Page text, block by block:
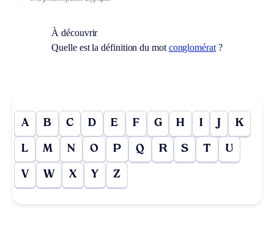
À découvrir
Quelle est la définition du mot conglomérat?
A B C D E F G H I J K
L M N O P Q R S T U
V W X Y Z